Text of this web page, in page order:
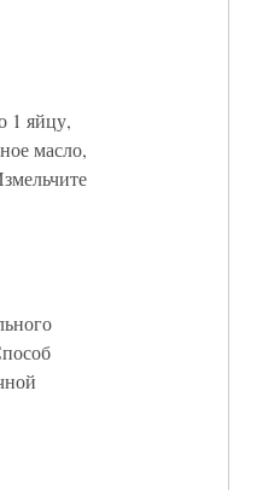
1 яйцу,
масло,